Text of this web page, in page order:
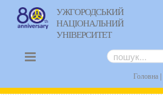
УЖГОРОДСЬКИЙ
НАЦІОНАЛЬНИЙ
УНІВЕРСИТЕТ
Головна|